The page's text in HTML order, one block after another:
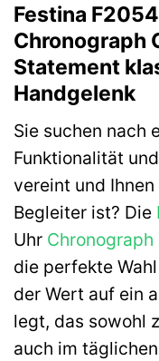
Festina
Chronograph
Statement
Handgelenk
Sie suchen nach
Funktionalität
vereint und
Begleiter ist? Die
Uhr Chronograph
die perfekte
der Wert auf ein
legt, das sowohl
auch im